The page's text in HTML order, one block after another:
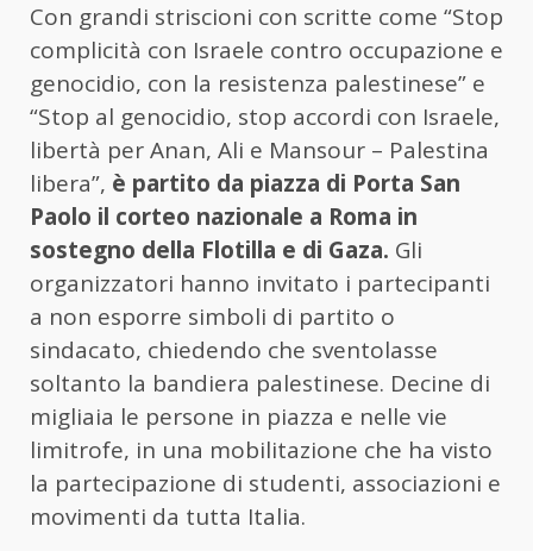
Con grandi striscioni con scritte come “Stop
complicità con Israele contro occupazione e
genocidio, con la resistenza palestinese” e
“Stop al genocidio, stop accordi con Israele,
libertà per Anan, Ali e Mansour – Palestina
libera”, è partito da piazza di Porta San
Paolo il corteo nazionale a Roma in
sostegno della Flotilla e di Gaza. Gli
organizzatori hanno invitato i partecipanti
a non esporre simboli di partito o
sindacato, chiedendo che sventolasse
soltanto la bandiera palestinese. Decine di
migliaia le persone in piazza e nelle vie
limitrofe, in una mobilitazione che ha visto
la partecipazione di studenti, associazioni e
movimenti da tutta Italia.